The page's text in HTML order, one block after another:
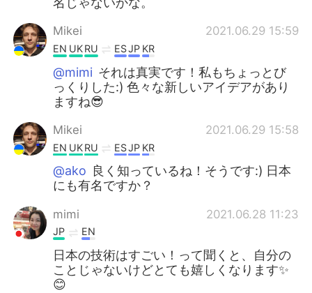
Mikei 2021.06.29 15:59
EN UKRU ESJP KR
@mimi それは真実です！私もちょっとび
っくりした:) 色々な新しいアイデアがあり
ますね😎
Mikei 2021.06.29 15:58
EN UKRU ESJP KR
@ako 良く知っているね！そうです:) 日本
にも有名ですか？
mimi 2021.06.28 11:23
JP EN
日本の技術はすごい！って聞くと、自分の
ことじゃないけどとても嬉しくなります✨
😊